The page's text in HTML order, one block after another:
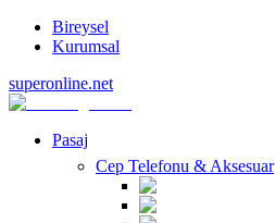
Bireysel
Kurumsal
superonline.net
Pasaj
Cep Telefonu & Aksesuar